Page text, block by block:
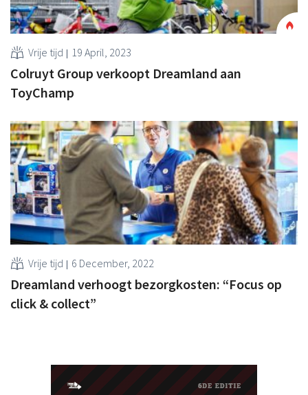
Vrije tijd 19 April, 2023
Colruyt Group verkoopt Dreamland aan
ToyChamp
Vrije tijd 6 December, 2022
Dreamland verhoogt bezorgkosten: “Focus op
click & collect”